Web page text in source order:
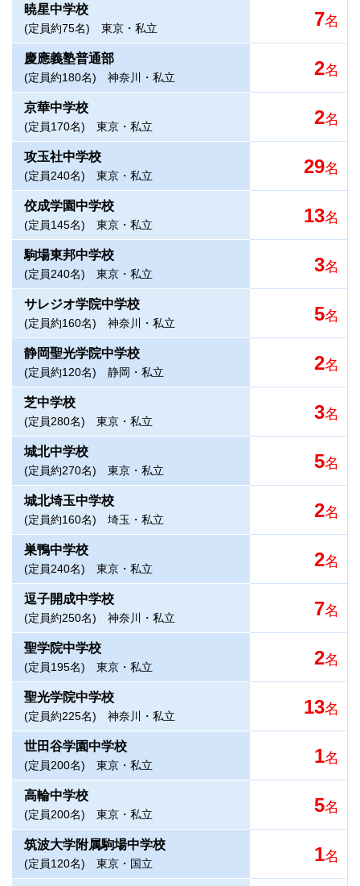
暁星中学校
(定員約75名) 東京・私立 7名
慶應義塾普通部
(定員約180名) 神奈川・私立 2名
京華中学校
(定員170名) 東京・私立 2名
攻玉社中学校
(定員240名) 東京・私立 29名
佼成学園中学校
(定員145名) 東京・私立 13名
駒場東邦中学校
(定員240名) 東京・私立 3名
サレジオ学院中学校
(定員約160名) 神奈川・私立 5名
静岡聖光学院中学校
(定員約120名) 静岡・私立 2名
芝中学校
(定員280名) 東京・私立 3名
城北中学校
(定員約270名) 東京・私立 5名
城北埼玉中学校
(定員約160名) 埼玉・私立 2名
巣鴨中学校
(定員240名) 東京・私立 2名
逗子開成中学校
(定員約250名) 神奈川・私立 7名
聖学院中学校
(定員195名) 東京・私立 2名
聖光学院中学校
(定員約225名) 神奈川・私立 13名
世田谷学園中学校
(定員200名) 東京・私立 1名
高輪中学校
(定員200名) 東京・私立 5名
筑波大学附属駒場中学校
(定員120名) 東京・国立 1名